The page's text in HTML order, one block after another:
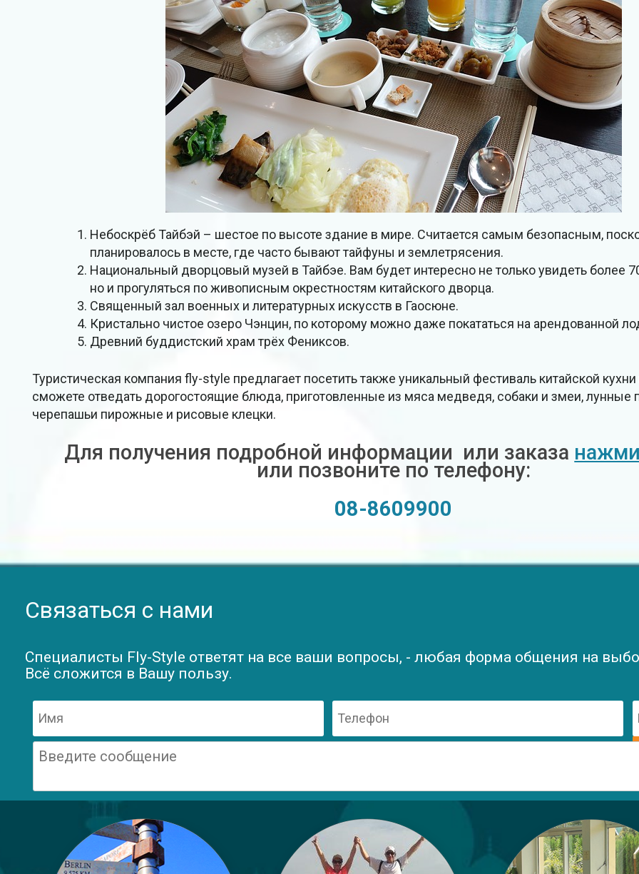
Небоскрёб Тайбэй – шестое по высоте здание в мире. Считается самым безопасным,
планировалось в месте, где часто бывают тайфуны и землетрясения.
Национальный дворцовый музей в Тайбэе. Вам будет интересно не только увидеть более
но и прогуляться по живописным окрестностям китайского дворца.
Священный зал военных и литературных искусств в Гаосюне.
Кристально чистое озеро Чэнцин, по которому можно даже покататься на арендованной
Древний буддистский храм трёх Фениксов.
Туристическая компания fly-style предлагает посетить также уникальный фестиваль китайской кухни
сможете отведать дорогостоящие блюда, приготовленные из мяса медведя, собаки и змеи, лунные
черепашьи пирожные и рисовые клецки.
Для получения подробной информации или заказа
или позвоните по телефону:
08-8609900
Связаться с нами
Специалисты Fly-Style ответят на все ваши вопросы, - любая форма общения на
Всё сложится в Вашу пользу.